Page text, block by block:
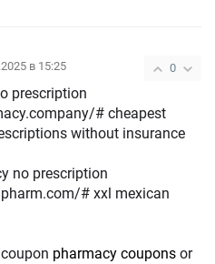
0
в 15:25
prescription
# cheapest
without insurance
no prescription
# xxl mexican
pharmacy coupons or